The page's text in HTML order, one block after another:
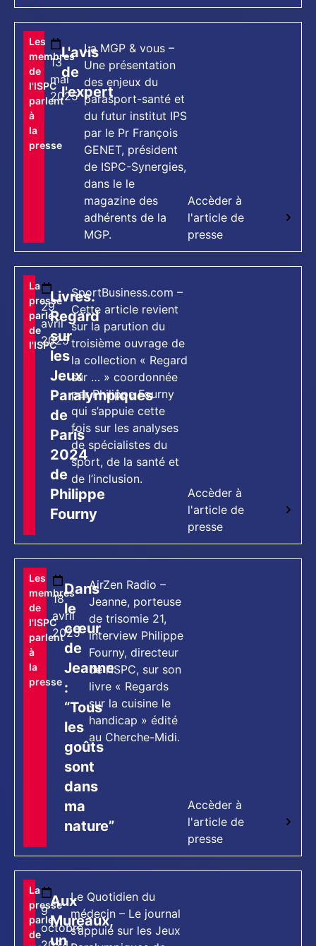
Les
membres
de
l'ISPC
parlent
à
la
presse
13
mai
2025
L'avis
de
l'expert
La MGP & vous –
Une présentation
des enjeux du
parasport-santé et
du futur institut IPS
par le Pr François
GENET, président
de ISPC-Synergies,
dans le le
magazine des
adhérents de la
MGP.
Accèder à
l'article de
presse
La
presse
parle
de
l'ISPC
29
avril
2025
Livres.
Regard
sur
les
Jeux
Paralympiques
de
Paris
2024
de
Philippe
Fourny
SportBusiness.com –
Cette article revient
sur la parution du
troisième ouvrage de
la collection « Regard
sur … » coordonnée
par Philippe Fourny
qui s’appuie cette
fois sur les analyses
de spécialistes du
sport, de la santé et
de l’inclusion.
Accèder à
l'article de
presse
Les
membres
de
l'ISPC
parlent
à
la
presse
18
avril
2025
Dans
le
cœur
de
Jeanne
:
“Tous
les
goûts
sont
dans
ma
nature”
AirZen Radio –
Jeanne, porteuse
de trisomie 21,
interview Philippe
Fourny, directeur
de l’ISPC, sur son
livre « Regards
sur la cuisine le
handicap » édité
au Cherche-Midi.
Accèder à
l'article de
presse
La
presse
parle
de
9
octobre
Aux
Mureaux,
un
Le Quotidien du
médecin – Le journal
s’appuie sur les Jeux